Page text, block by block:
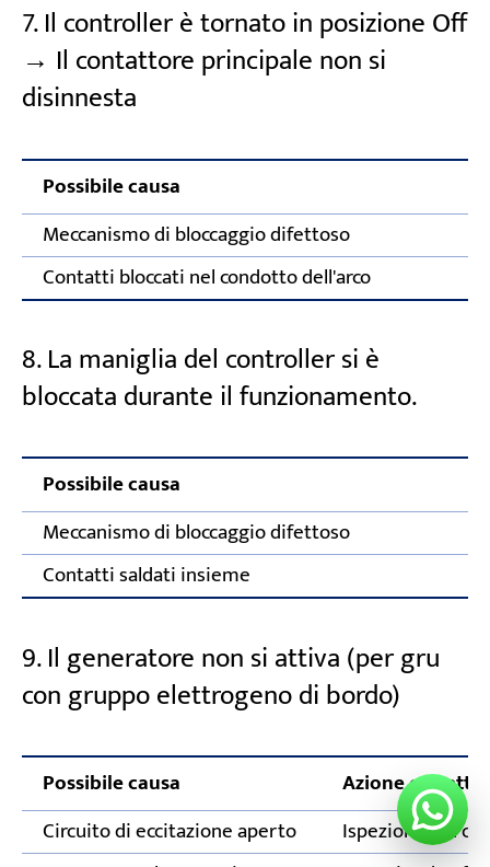
7. Il controller è tornato in posizione Off
→ Il contattore principale non si
disinnesta
Possibile causa
Meccanismo di bloccaggio difettoso
Contatti bloccati nel condotto dell'arco
8. La maniglia del controller si è
bloccata durante il funzionamento.
Possibile causa
Meccanismo di bloccaggio difettoso
Contatti saldati insieme
9. Il generatore non si attiva (per gru
con gruppo elettrogeno di bordo)
Possibile causa
Azione
Circuito di eccitazione aperto
Ispezionare il